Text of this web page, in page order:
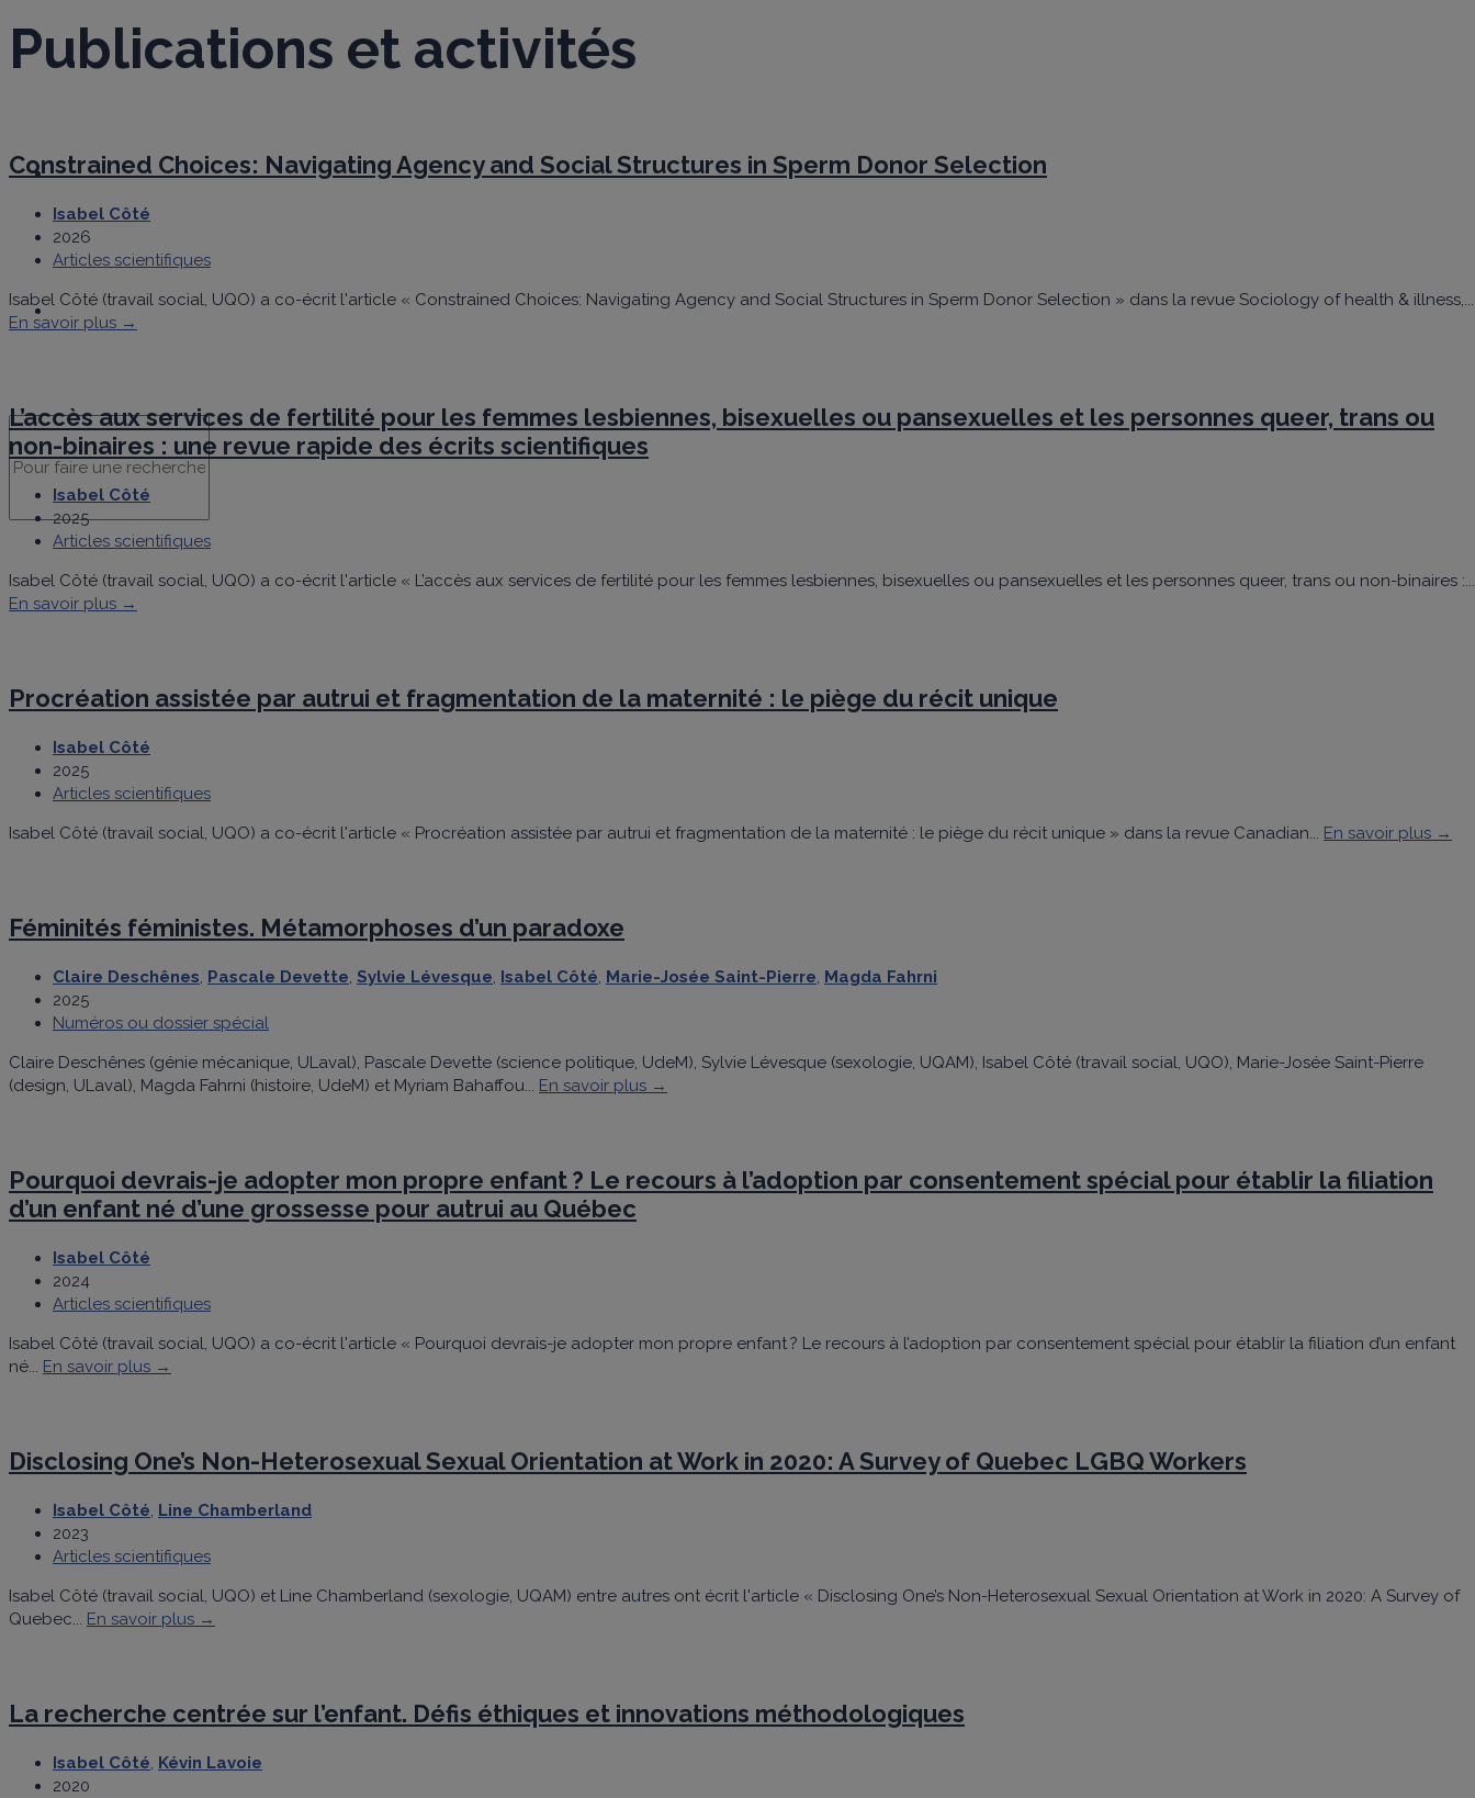
Activités
Bourses
Nous joindre
Publications et activités
Constrained Choices: Navigating Agency and Social Structures in Sperm Donor Selection
Isabel Côté
2026
Articles scientifiques
Isabel Côté (travail social, UQO) a co-écrit l'article « Constrained Choices: Navigating Agency and Social Structures in Sperm Donor Selection » dans la revue Sociology of health & illness,...
En savoir plus →
L’accès aux services de fertilité pour les femmes lesbiennes, bisexuelles ou pansexuelles et les personnes queer, trans ou
non-binaires : une revue rapide des écrits scientifiques
Isabel Côté
2025
Articles scientifiques
Isabel Côté (travail social, UQO) a co-écrit l'article « L’accès aux services de fertilité pour les femmes lesbiennes, bisexuelles ou pansexuelles et les personnes queer, trans ou non-binaires :...
En savoir plus →
Procréation assistée par autrui et fragmentation de la maternité : le piège du récit unique
Isabel Côté
2025
Articles scientifiques
Isabel Côté (travail social, UQO) a co-écrit l'article « Procréation assistée par autrui et fragmentation de la maternité : le piège du récit unique » dans la revue Canadian... En savoir plus →
Féminités féministes. Métamorphoses d’un paradoxe
Claire Deschênes, Pascale Devette, Sylvie Lévesque, Isabel Côté, Marie-Josée Saint-Pierre, Magda Fahrni
2025
Numéros ou dossier spécial
Claire Deschênes (génie mécanique, ULaval), Pascale Devette (science politique, UdeM), Sylvie Lévesque (sexologie, UQAM), Isabel Côté (travail social, UQO), Marie-Josée Saint-Pierre
(design, ULaval), Magda Fahrni (histoire, UdeM) et Myriam Bahaffou... En savoir plus →
Pourquoi devrais-je adopter mon propre enfant ? Le recours à l’adoption par consentement spécial pour établir la filiation
d’un enfant né d’une grossesse pour autrui au Québec
Isabel Côté
2024
Articles scientifiques
Isabel Côté (travail social, UQO) a co-écrit l'article « Pourquoi devrais-je adopter mon propre enfant ? Le recours à l’adoption par consentement spécial pour établir la filiation d’un enfant
né... En savoir plus →
Disclosing One’s Non-Heterosexual Sexual Orientation at Work in 2020: A Survey of Quebec LGBQ Workers
Isabel Côté, Line Chamberland
2023
Articles scientifiques
Isabel Côté (travail social, UQO) et Line Chamberland (sexologie, UQAM) entre autres ont écrit l'article « Disclosing One’s Non-Heterosexual Sexual Orientation at Work in 2020: A Survey of
Quebec... En savoir plus →
La recherche centrée sur l’enfant. Défis éthiques et innovations méthodologiques
Isabel Côté, Kévin Lavoie
2020